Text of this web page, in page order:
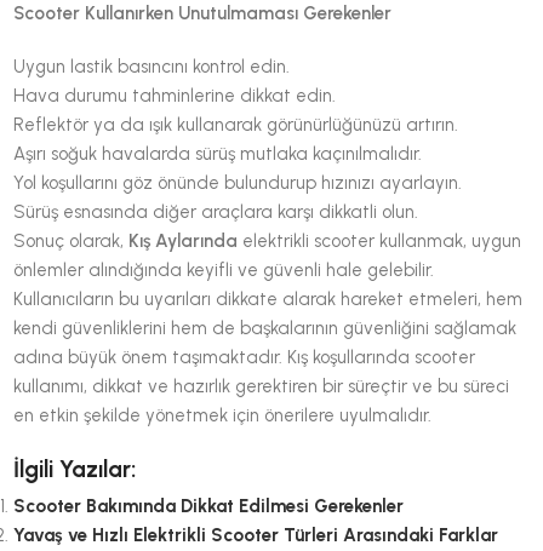
Scooter Kullanırken Unutulmaması Gerekenler
Uygun lastik basıncını kontrol edin.
Hava durumu tahminlerine dikkat edin.
Reflektör ya da ışık kullanarak görünürlüğünüzü artırın.
Aşırı soğuk havalarda sürüş mutlaka kaçınılmalıdır.
Yol koşullarını göz önünde bulundurup hızınızı ayarlayın.
Sürüş esnasında diğer araçlara karşı dikkatli olun.
Sonuç olarak, Kış Aylarında elektrikli scooter kullanmak, uygun
önlemler alındığında keyifli ve güvenli hale gelebilir.
Kullanıcıların bu uyarıları dikkate alarak hareket etmeleri, hem
kendi güvenliklerini hem de başkalarının güvenliğini sağlamak
adına büyük önem taşımaktadır. Kış koşullarında scooter
kullanımı, dikkat ve hazırlık gerektiren bir süreçtir ve bu süreci
en etkin şekilde yönetmek için önerilere uyulmalıdır.
İlgili Yazılar:
Scooter Bakımında Dikkat Edilmesi Gerekenler
Yavaş ve Hızlı Elektrikli Scooter Türleri Arasındaki Farklar